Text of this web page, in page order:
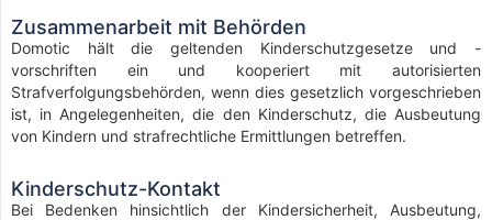
Zusammenarbeit mit Behörden
Domotic hält die geltenden Kinderschutzgesetze und -
vorschriften ein und kooperiert mit autorisierten
Strafverfolgungsbehörden, wenn dies gesetzlich vorgeschrieben
ist, in Angelegenheiten, die den Kinderschutz, die Ausbeutung
von Kindern und strafrechtliche Ermittlungen betreffen.
Kinderschutz-Kontakt
Bei Bedenken hinsichtlich der Kindersicherheit, Ausbeutung,